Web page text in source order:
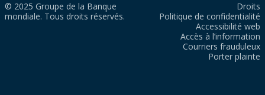
© 2025 Groupe de la Banque
mondiale. Tous droits réservés.
Droits
Politique de confidentialité
Accessibilité web
Accès à l’information
Courriers frauduleux
Porter plainte